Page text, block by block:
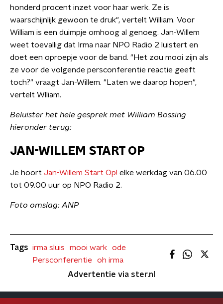
honderd procent inzet voor haar werk. Ze is
waarschijnlijk gewoon te druk", vertelt William. Voor
William is een duimpje omhoog al genoeg. Jan-Willem
weet toevallig dat Irma naar NPO Radio 2 luistert en
doet een oproepje voor de band. "Het zou mooi zijn als
ze voor de volgende persconferentie reactie geeft
toch?" vraagt Jan-Willem. "Laten we daarop hopen",
vertelt Wlliam.
Beluister het hele gesprek met William Bossing
hieronder terug:
JAN-WILLEM START OP
Je hoort Jan-Willem Start Op! elke werkdag van 06.00
tot 09.00 uur op NPO Radio 2.
Foto omslag: ANP
Tags irma sluis mooi wark
ode
Persconferentie
oh irma
Advertentie via ster.nl